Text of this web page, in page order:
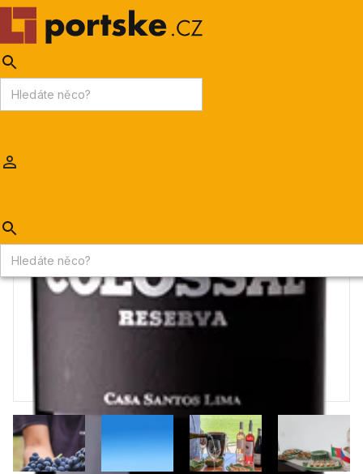
KPDV AKCE PORTSKÉ VÍNO
Portske.cz
Casa Santos Lima Colossal reserva